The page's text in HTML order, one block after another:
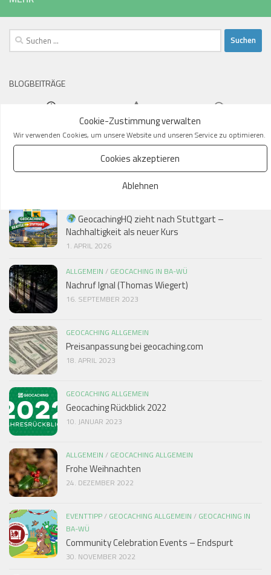
Cookie-Zustimmung verwalten
Wir verwenden Cookies, um unsere Website und unseren Service zu optimieren.
Cookies akzeptieren
Ablehnen
Suchen
nach:
BLOGBEITRÄGE
GEOCACHING IN BA-WÜ
Auflösung: Natürlich bleibt das GeocachingHQ in
GeocachingHQ zieht nach Stuttgart –
Nachhaltigkeit als neuer Kurs
1. APRIL 2026
ALLGEMEIN / GEOCACHING IN BA-WÜ
Nachruf Ignal (Thomas Wiegert)
16. SEPTEMBER 2023
GEOCACHING ALLGEMEIN
Preisanpassung bei geocaching.com
18. APRIL 2023
GEOCACHING ALLGEMEIN
Geocaching Rückblick 2022
10. JANUAR 2023
ALLGEMEIN / GEOCACHING ALLGEMEIN
Frohe Weihnachten
24. DEZEMBER 2022
EVENTTIPP/ GEOCACHING ALLGEMEIN / GEOCACHING IN
BA-WÜ
Community Celebration Events – Endspurt
30. NOVEMBER 2022